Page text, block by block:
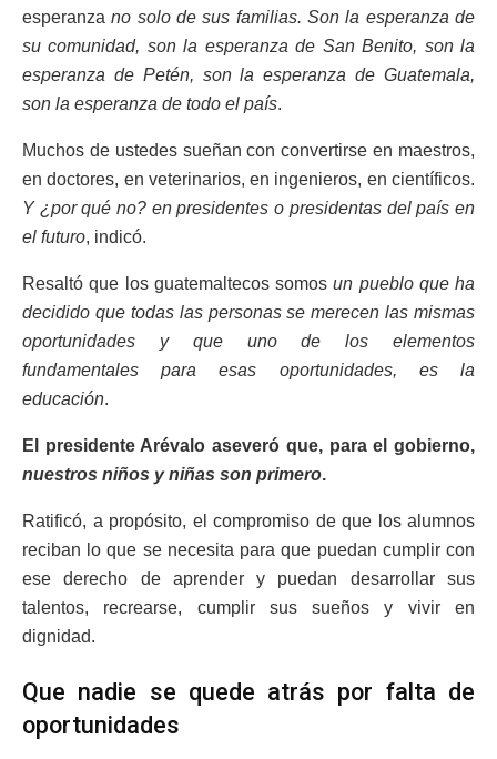
esperanzano solo de sus familias. Son la esperanza de
su comunidad, son la esperanza de San Benito, son la
esperanza de Petén, son la esperanza de Guatemala,
son la esperanza de todo el país.
Muchos de ustedes sueñan con convertirse en maestros,
en doctores, en veterinarios, en ingenieros, en científicos.
Y ¿por qué no? en presidentes o presidentas del país en
el futuro, indicó.
Resaltó que los guatemaltecos somosun pueblo que ha
decidido que todas las personas se merecen las mismas
oportunidades y que uno de los elementos
fundamentales para esas oportunidades, es la
educación.
El presidente Arévalo aseveró que, para el gobierno,
nuestros niños y niñas son primero.
Ratificó, a propósito, el compromiso de que los alumnos
reciban lo que se necesita para que puedan cumplir con
ese derecho de aprender y puedan desarrollar sus
talentos, recrearse, cumplir sus sueños y vivir en
dignidad.
Que nadie se quede atrás por falta de
oportunidades